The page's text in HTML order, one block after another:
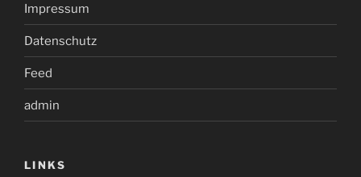
Impressum
Datenschutz
Feed
admin
LINKS